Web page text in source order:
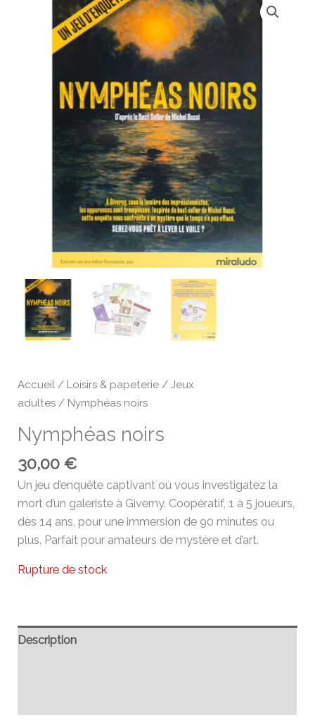
Accueil / Loisirs & papeterie /Jeux
adultes / Nymphéas noirs
Nymphéas noirs
30,00€
Un jeu d’enquête captivant où vous investigatez la
mort d’un galeriste à Giverny. Coopératif, 1 à 5 joueurs,
dès 14 ans, pour une immersion de 90 minutes ou
plus. Parfait pour amateurs de mystère et d’art.
Rupture de stock
Description